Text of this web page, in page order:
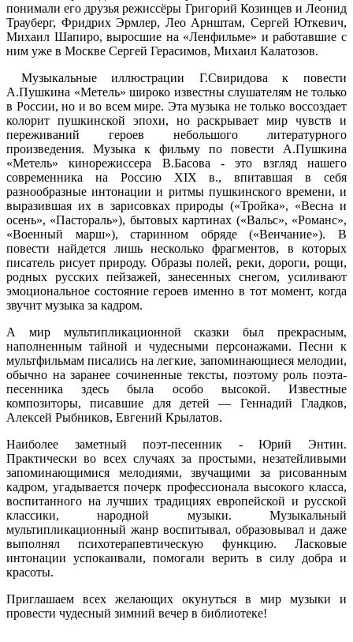
понимали его друзья режиссёры Григорий Козинцев и Леонид
Трауберг, Фридрих Эрмлер, Лео Арнштам, Сергей Юткевич,
Михаил Шапиро, выросшие на «Ленфильме» и работавшие с
ним уже в Москве Сергей Герасимов, Михаил Калатозов.
Музыкальные иллюстрации Г.Свиридова к повести
А.Пушкина «Метель» широко известны слушателям не только
в России, но и во всем мире. Эта музыка не только воссоздает
колорит пушкинской эпохи, но раскрывает мир чувств и
переживаний героев небольшого литературного
произведения. Музыка к фильму по повести А.Пушкина
«Метель» кинорежиссера В.Басова - это взгляд нашего
современника на Россию XIX в., впитавшая в себя
разнообразные интонации и ритмы пушкинского времени, и
выразившая их в зарисовках природы («Тройка», «Весна и
осень», «Пастораль»), бытовых картинах («Вальс», «Романс»,
«Военный марш»), старинном обряде («Венчание»). В
повести найдется лишь несколько фрагментов, в которых
писатель рисует природу. Образы полей, реки, дороги, рощи,
родных русских пейзажей, занесенных снегом, усиливают
эмоциональное состояние героев именно в тот момент, когда
звучит музыка за кадром.
А мир мультипликационной сказки был прекрасным,
наполненным тайной и чудесными персонажами. Песни к
мультфильмам писались на легкие, запоминающиеся мелодии,
обычно на заранее сочиненные тексты, поэтому роль поэта-
песенника здесь была особо высокой. Известные
композиторы, писавшие для детей — Геннадий Гладков,
Алексей Рыбников, Евгений Крылатов.
Наиболее заметный поэт-песенник - Юрий Энтин.
Практически во всех случаях за простыми, незатейливыми
запоминающимися мелодиями, звучащими за рисованным
кадром, угадывается почерк профессионала высокого класса,
воспитанного на лучших традициях европейской и русской
классики, народной музыки. Музыкальный
мультипликационный жанр воспитывал, образовывал и даже
выполнял психотерапевтическую функцию. Ласковые
интонации успокаивали, помогали верить в силу добра и
красоты.
Приглашаем всех желающих окунуться в мир музыки и
провести чудесный зимний вечер в библиотеке!